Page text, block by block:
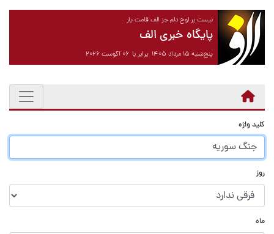
نیست بر لوح دلم جز الف قامت یار
پایگاه خبری الف
پنج‌شنبه ۱۵ مرداد ۱۴۰۵ برابر با ۰۶ آگوست ۲۰۲۶
کلید واژه
روز
ماه